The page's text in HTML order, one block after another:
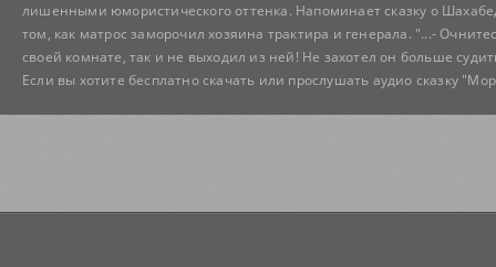
лишенными юмористического оттенка. Напоминает сказку о
том, как матрос заморочил хозяина трактира и генерала. "...-
своей комнате, так и не выходил из ней! Не захотел он больше
Если вы хотите бесплатно скачать или прослушать аудио сказку